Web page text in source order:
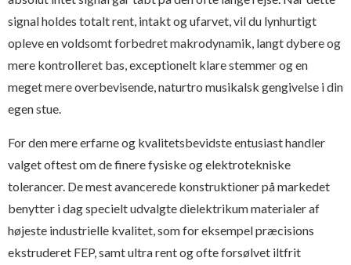
signal holdes totalt rent, intakt og ufarvet, vil du lynhurtigt
opleve en voldsomt forbedret makrodynamik, langt dybere og
mere kontrolleret bas, exceptionelt klare stemmer og en
meget mere overbevisende, naturtro musikalsk gengivelse i din
egen stue.
For den mere erfarne og kvalitetsbevidste entusiast handler
valget oftest om de finere fysiske og elektrotekniske
tolerancer. De mest avancerede konstruktioner på markedet
benytter i dag specielt udvalgte dielektrikum materialer af
højeste industrielle kvalitet, som for eksempel præcisions
ekstruderet FEP, samt ultra rent og ofte forsølvet iltfrit